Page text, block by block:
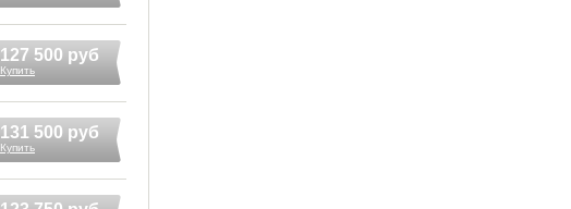
127 500 руб
Купить
131 500 руб
Купить